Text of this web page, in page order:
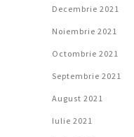
Decembrie 2021
Noiembrie 2021
Octombrie 2021
Septembrie 2021
August 2021
Iulie 2021